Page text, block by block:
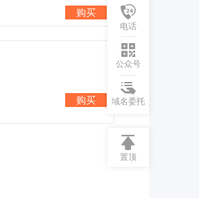
购买
购买
电话
公众号
域名委托
置顶